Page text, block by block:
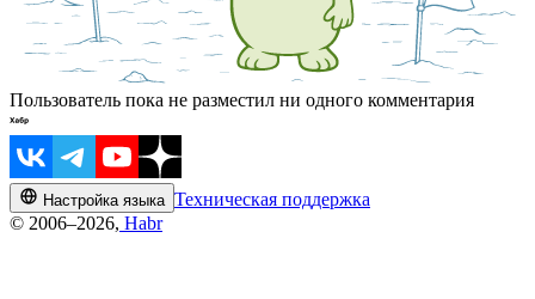
Пользователь пока не разместил ни одного комментария
Настройка языка Техническая поддержка
© 2006–2026, Habr